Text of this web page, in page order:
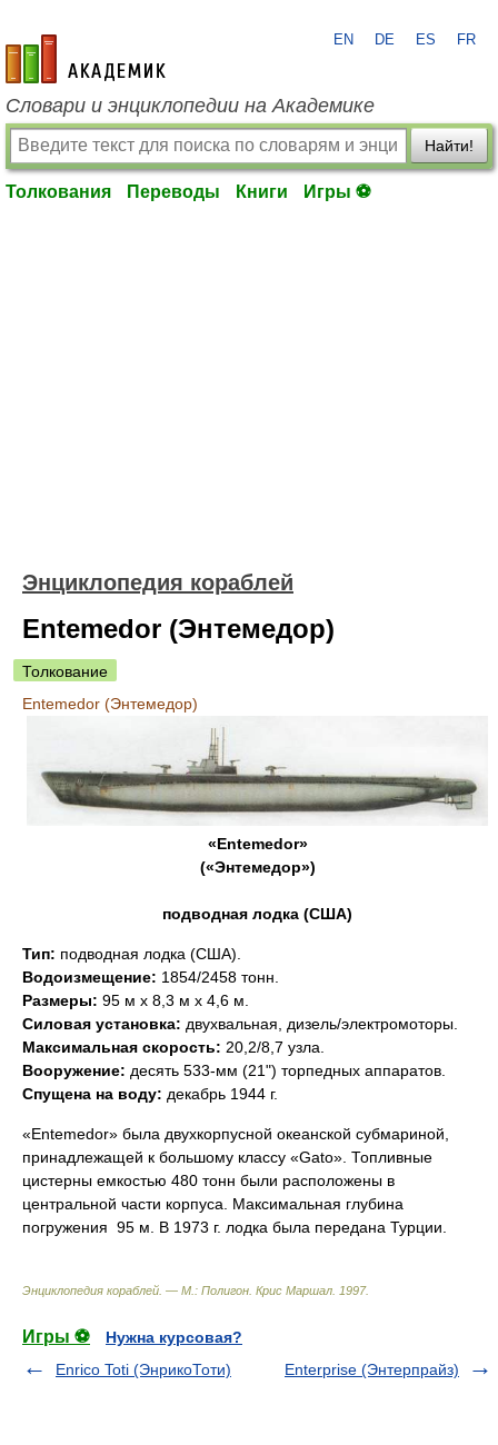
academic.ru
EN DE ES FR
Словари и энциклопедии на Академике
Найти!
Толкования Переводы Книги Игры ⚽
Энциклопедия кораблей
Entemedor (Энтемедор)
Толкование
Entemedor (Энтемедор)
«Entemedor»
(«Энтемедор»)
подводная лодка (США)
Тип: подводная лодка (США).
Водоизмещение: 1854/2458 тонн.
Размеры: 95 м х 8,3 м х 4,6 м.
Силовая установка: двухвальная, дизель/электромоторы.
Максимальная скорость: 20,2/8,7 узла.
Вооружение: десять 533-мм (21") торпедных аппаратов.
Спущена на воду: декабрь 1944 г.
«Entemedor» была двухкорпусной океанской субмариной,
принадлежащей к большому классу «Gato». Топливные
цистерны емкостью 480 тонн были расположены в
центральной части корпуса. Максимальная глубина
погружения  95 м. В 1973 г. лодка была передана Турции.
Энциклопедия кораблей. — М.: Полигон Крис Маршал 1997.
Игры ⚽
Нужна курсовая?
Enrico Toti (ЭнрикоТоти)
Enterprise (Энтерпрайз)